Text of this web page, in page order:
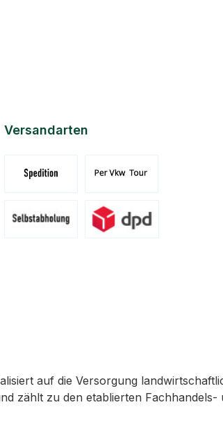
Versandarten
auf die Versorgung
zählt zu den etablierten Fachhandels-